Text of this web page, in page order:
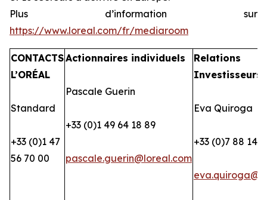
Plus d’information sur
https://www.loreal.com/fr/mediaroom
CONTACTS
L’ORÉAL
Standard
+33 (0)1 47
56 70 00
Actionnaires individuels
Pascale Guerin
+33 (0)1 49 64 18 89
pascale.guerin@loreal.com
Relations
Investisseurs
Eva Quiroga
+33 (0)7 88 14